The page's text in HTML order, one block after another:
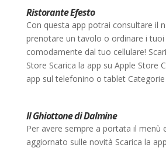
Ristorante Efesto
Con questa app potrai consultare il
prenotare un tavolo o ordinare i
comodamente dal tuo cellulare!
Store Scarica la app su Apple Store
app sul telefonino o tablet
Il Ghiottone di Dalmine
Per avere sempre a portata il menù
aggiornato sulle novità Scarica la